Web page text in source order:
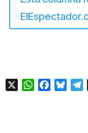
WhatsApp
Facebook